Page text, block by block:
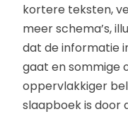
kortere teksten,
meer schema’s,
dat de informatie
gaat en sommige
oppervlakkiger
slaapboek is door